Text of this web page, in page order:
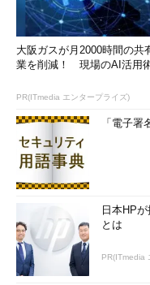
大阪ガスが月2000時間の共
業を削減！ 現場のAI活用
PR(ITmedia エンタープライズ)
「電子
日本HP
とは
PR(ITmedia